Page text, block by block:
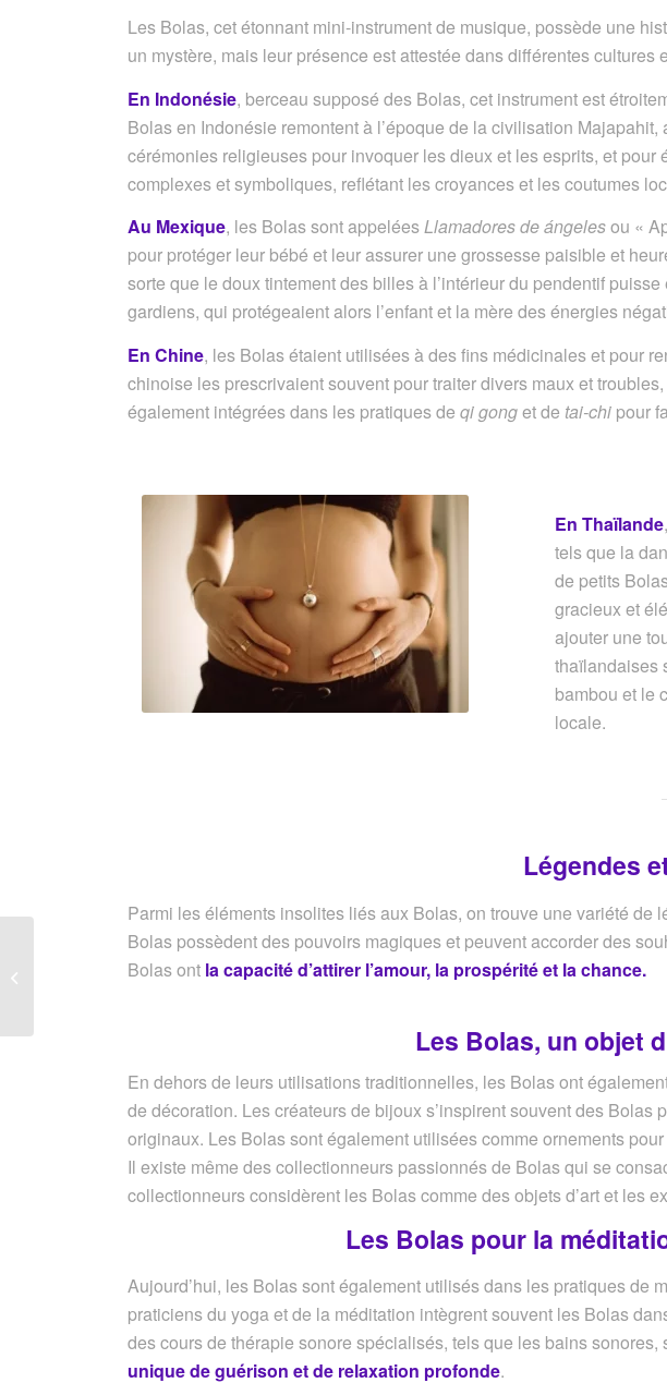
Les Bolas, cet étonnant mini-instrument de musique, possède une
un mystère, mais leur présence est attestée dans différentes cultures
En Indonésie, berceau supposé des Bolas, cet instrument est
Bolas en Indonésie remontent à l’époque de la civilisation
cérémonies religieuses pour invoquer les dieux et les esprits, et
complexes et symboliques, reflétant les croyances et les coutumes
Au Mexique, les Bolas sont appeléesLlamadores de ángelesou «
pour protéger leur bébé et leur assurer une grossesse paisible et
sorte que le doux tintement des billes à l’intérieur du pendentif
gardiens, qui protégeaient alors l’enfant et la mère des énergies
En Chine, les Bolas étaient utilisées à des fins médicinales et pour
chinoise les prescrivaient souvent pour traiter divers maux et
également intégrées dans les pratiques deqi gonget de tai-chi pour
En Thaïlande
tels que la
de petits
gracieux et
ajouter une
thaïlandaises
bambou et le
locale.
Légendes
Parmi les éléments insolites liés aux Bolas, on trouve une variété
Bolas possèdent des pouvoirs magiques et peuvent accorder des
Bolas ont la capacité d’attirer l’amour, la prospérité et la chance.
Les Bolas, un objet
En dehors de leurs utilisations traditionnelles, les Bolas ont
de décoration. Les créateurs de bijoux s’inspirent souvent des
originaux. Les Bolas sont également utilisées comme ornements
Il existe même des collectionneurs passionnés de Bolas qui se
collectionneurs considèrent les Bolas comme des objets d’art et les
Les Bolas pour la
Aujourd’hui, les Bolas sont également utilisés dans les pratiques de
praticiens du yoga et de la méditation intègrent souvent les Bolas
des cours de thérapie sonore spécialisés, tels que les bains
unique de guérison et de relaxation profonde.
ARTICLE – Méditation :
de la concentration à la